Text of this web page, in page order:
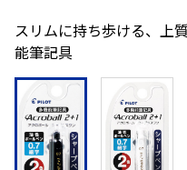
スリムに持ち歩ける、上
能筆記具